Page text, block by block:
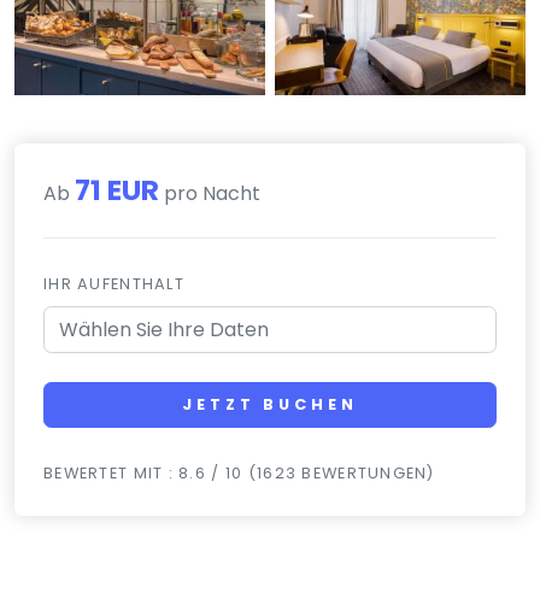
Ab 71 EUR pro Nacht
IHR AUFENTHALT
JETZT BUCHEN
BEWERTET MIT : 8.6 / 10 (1623 BEWERTUNGEN)